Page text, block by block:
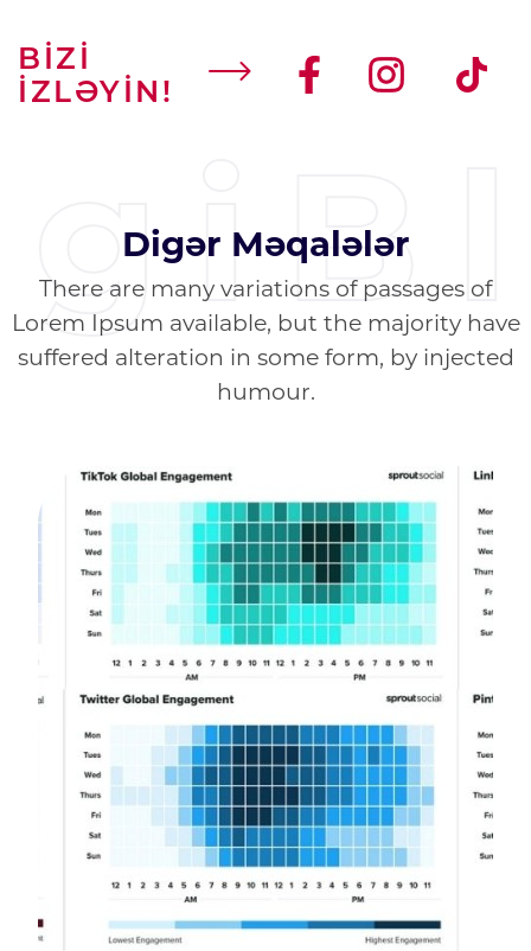
BİZİ
İZLƏYİN!
Digər Məqalələr
There are many variations of passages of
Lorem Ipsum available, but the majority have
suffered alteration in some form, by injected
humour.